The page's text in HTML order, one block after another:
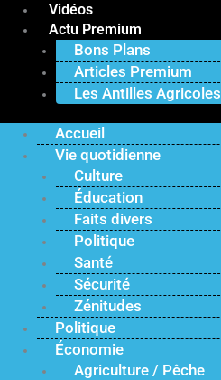
Vidéos
Actu Premium
Bons Plans
Articles Premium
Les Antilles Agricoles
Accueil
Vie quotidienne
Culture
Éducation
Faits divers
Politique
Santé
Sécurité
Zénitudes
Politique
Économie
Agriculture / Pêche